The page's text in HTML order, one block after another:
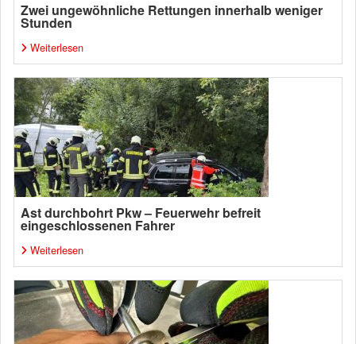
Zwei ungewöhnliche Rettungen innerhalb weniger
Stunden
Weiterlesen
Ast durchbohrt Pkw – Feuerwehr befreit
eingeschlossenen Fahrer
Weiterlesen